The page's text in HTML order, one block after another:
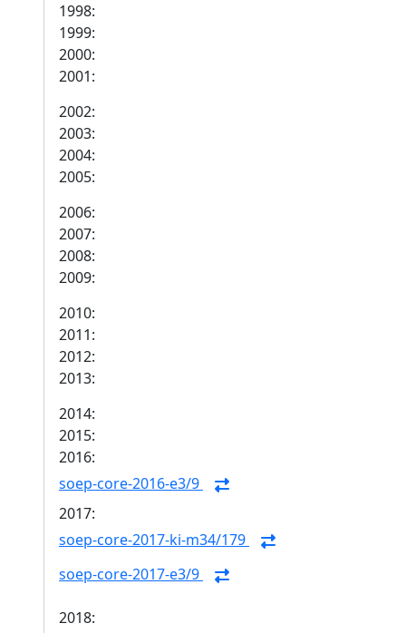
1998:
1999:
2000:
2001:
2002:
2003:
2004:
2005:
2006:
2007:
2008:
2009:
2010:
2011:
2012:
2013:
2014:
2015:
2016:
soep-core-2016-e3/9
2017:
soep-core-2017-ki-m34/179
soep-core-2017-e3/9
2018: